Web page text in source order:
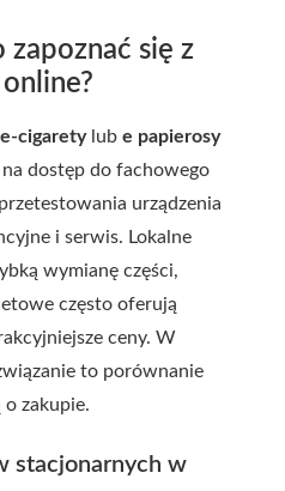
zapoznać się z
e-cigaretylub e papierosy
dostęp do fachowego
urządzenia
i serwis. Lokalne
wymianę części,
często oferują
ceny. W
to porównanie
zakupie.
stacjonarnych w